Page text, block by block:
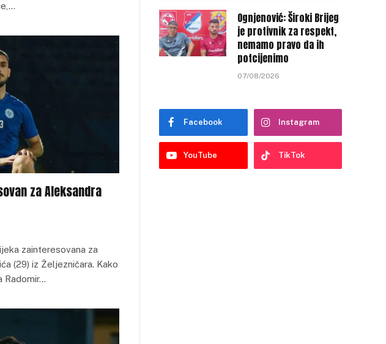
za Aleksandra
zainteresovana za
(29) iz Željezničara. Kako
Radomir…
Ognjenović: Široki Brijeg
je protivnik za respekt,
nemamo pravo da ih
potcijenimo
07/08/2026
Facebook Instagram
YouTube TikTok